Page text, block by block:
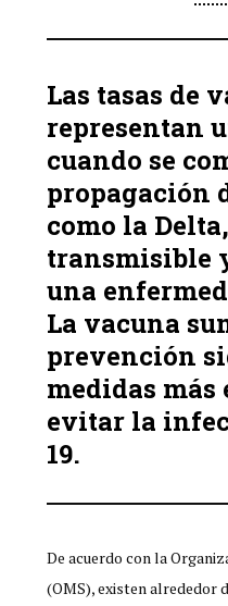
Las tasas de
representan
cuando se
propagación
como la
transmisible
una
La vacuna
prevención
medidas
evitar la
19.
De acuerdo con la
(OMS), existen alrededor